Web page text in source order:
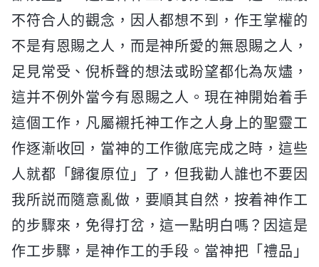
不符合人的觀念，因人都想不到，作王掌權的
不是有恩賜之人，而是神所愛的無恩賜之人，
足見常受、倪柝聲的想法或盼望都化為灰燼，
這并不例外當今有恩賜之人。現在神開始着手
這個工作，凡屬襯托神工作之人身上的聖靈工
作逐漸收回，當神的工作徹底完成之時，這些
人就都「歸復原位」了，但我勸人誰也不要因
我所説而隨意亂做，要順其自然，按着神作工
的步驟來，免得打岔，這一點明白嗎？因這是
作工步驟，是神作工的手段。當神把「禮品」